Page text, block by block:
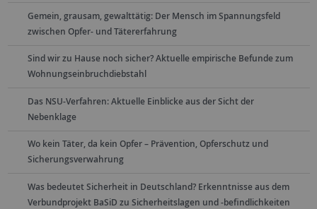
Gemein, grausam, gewalttätig: Der Mensch im Spannungsfeld
zwischen Opfer- und Tätererfahrung
Sind wir zu Hause noch sicher? Aktuelle empirische Befunde zum
Wohnungseinbruchdiebstahl
Das NSU-Verfahren: Aktuelle Einblicke aus der Sicht der
Nebenklage
Wo kein Täter, da kein Opfer – Prävention, Opferschutz und
Sicherungsverwahrung
Was bedeutet Sicherheit in Deutschland? Erkenntnisse aus dem
Verbundprojekt BaSiD zu Sicherheitslagen und -befindlichkeiten